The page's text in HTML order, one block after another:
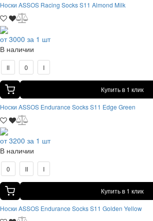
Носки ASSOS Racing Socks S11 Almond Milk
от 3000 за 1 шт
В наличии
II 0 I
Купить в 1 клик
Носки ASSOS Endurance Socks S11 Edge Green
от 3200 за 1 шт
В наличии
0 II I
Купить в 1 клик
Носки ASSOS Endurance Socks S11 Golden Yellow